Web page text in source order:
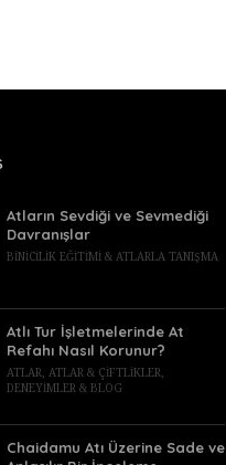
Atların Sevdiği ve Sevmediği
Davranışlar
BINICILIK EĞITIMI & ATLARLA TANIŞMA
Atlı Tur İşletmelerinde At
Refahı Nasıl Korunur?
ATLAR ATLAR & ÇIFTLIKLER
DENEYIMLER & BLOG
Chaidamu Atı Üzerine Sade ve